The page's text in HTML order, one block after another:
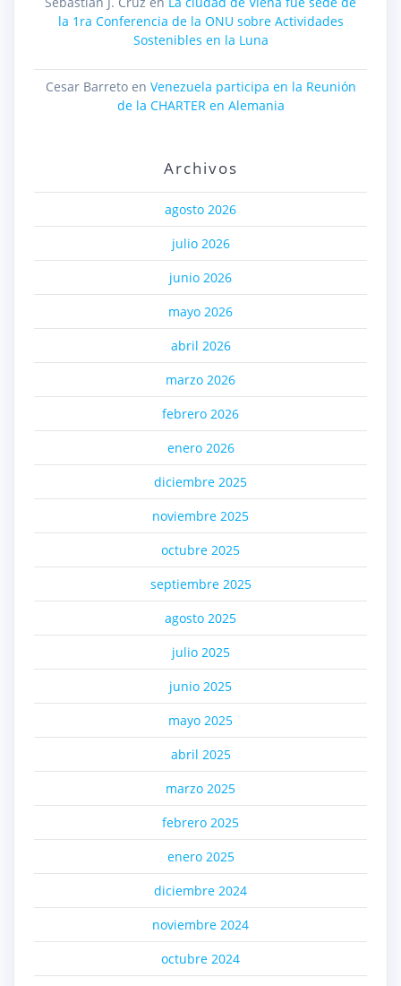
la 1ra Conferencia de la ONU sobre Actividades
Sostenibles en la Luna
Cesar Barretoen Venezuela participa en la Reunión
de la CHARTER en Alemania
Archivos
agosto 2026
julio 2026
junio 2026
mayo 2026
abril 2026
marzo 2026
febrero 2026
enero 2026
diciembre 2025
noviembre 2025
octubre 2025
septiembre 2025
agosto 2025
julio 2025
junio 2025
mayo 2025
abril 2025
marzo 2025
febrero 2025
enero 2025
diciembre 2024
noviembre 2024
octubre 2024